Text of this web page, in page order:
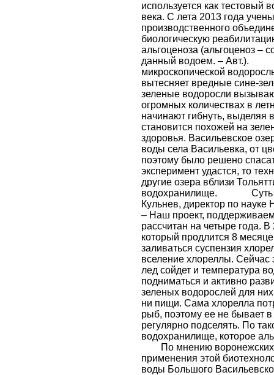
используется как тестовый
века. С лета 2013 года
производственного
биологическую
альгоценоза (альгоценоз –
данный водоем. – Авт.).
микроскопической
вытесняет вредные сине-
зеленые водоросли
огромных количествах в
начинают гибнуть, выделяя
становится похожей на
здоровья. Васильевское
воды села Васильевка, от
поэтому было решено
эксперимент удастся, то
другие озера вблизи
водохранилище. Суть
Кульнев, директор по
– Наш проект,
рассчитан на четыре года.
который продлится 8
заливаться суспензия
вселение хлореллы. Сейчас
лед сойдет и температура
подниматься и активно
зеленых водорослей для
ни пищи. Сама хлорелла
рыб, поэтому ее не бывает
регулярно подселять. По
водохранилище, которое
По мнению воронежских
применения этой
воды Большого